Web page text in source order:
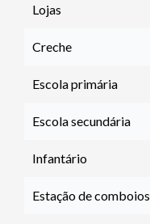
Lojas
Creche
Escola primária
Escola secundária
Infantário
Estação de comboios